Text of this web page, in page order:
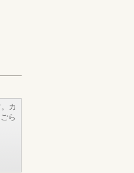
カ
ら